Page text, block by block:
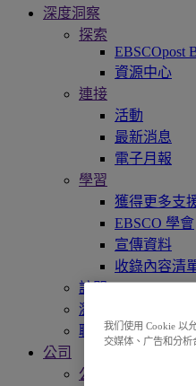
深度洞察
探索
EBSCOpost
資源中心
連接
活動
最新消息
電子月報
學習
獲得更多支
EBSCO 學會
宣傳資料
收錄內容清
訪問EBSCOhost
瀏覽產品
聯絡我們
公司
公司簡介
我们使用 Cookie 以
交媒体、广告和分析